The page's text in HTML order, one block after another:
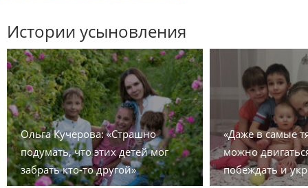
Истории усыновления
Ольга Кучерова: «Страшно
подумать, что этих детей мог
забрать кто-то другой»
«Даже в самые
можно
побеждать и